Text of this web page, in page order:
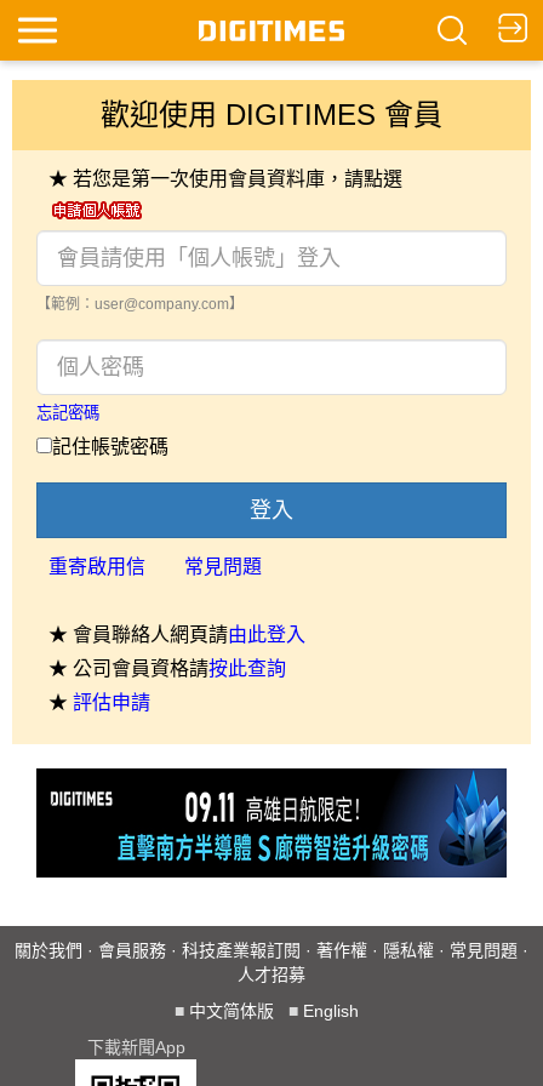
歡迎使用 DIGITIMES 會員
★ 若您是第一次使用會員資料庫，請點選
【範例：user@company.com】
忘記密碼
記住帳號密碼
登入
重寄啟用信 常見問題
★ 會員聯絡人網頁請由此登入
★ 公司會員資格請按此查詢
★ 評估申請
關於我們 · 會員服務 · 科技產業報訂閱 · 著作權 · 隱私權 · 常見問題 ·
人才招募
■ 中文简体版 ■ English
下載新聞App